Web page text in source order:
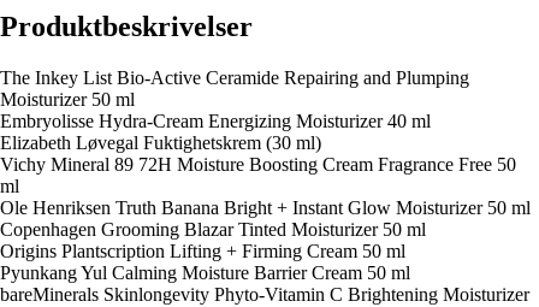
Produktbeskrivelser
The Inkey List Bio-Active Ceramide Repairing and Plumping
Moisturizer 50 ml
Embryolisse Hydra-Cream Energizing Moisturizer 40 ml
Elizabeth Løvegal Fuktighetskrem (30 ml)
Vichy Mineral 89 72H Moisture Boosting Cream Fragrance Free 50
ml
Ole Henriksen Truth Banana Bright + Instant Glow Moisturizer 50 ml
Copenhagen Grooming Blazar Tinted Moisturizer 50 ml
Origins Plantscription Lifting + Firming Cream 50 ml
Pyunkang Yul Calming Moisture Barrier Cream 50 ml
bareMinerals Skinlongevity Phyto-Vitamin C Brightening Moisturizer